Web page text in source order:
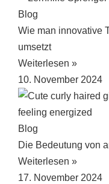
Blog
Wie man innovative
umsetzt
Weiterlesen »
10. November 2024
Blog
Die Bedeutung von
Weiterlesen »
17. November 2024